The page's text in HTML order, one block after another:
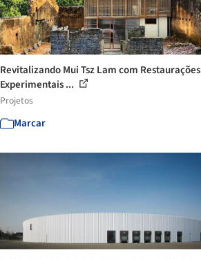
Revitalizando Mui Tsz Lam com Restaurações
Experimentais ...
Projetos
Marcar